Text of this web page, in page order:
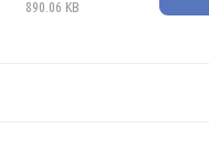
890.06 KB